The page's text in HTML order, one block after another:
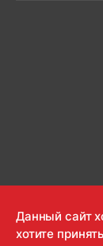
Данный сайт
хотите